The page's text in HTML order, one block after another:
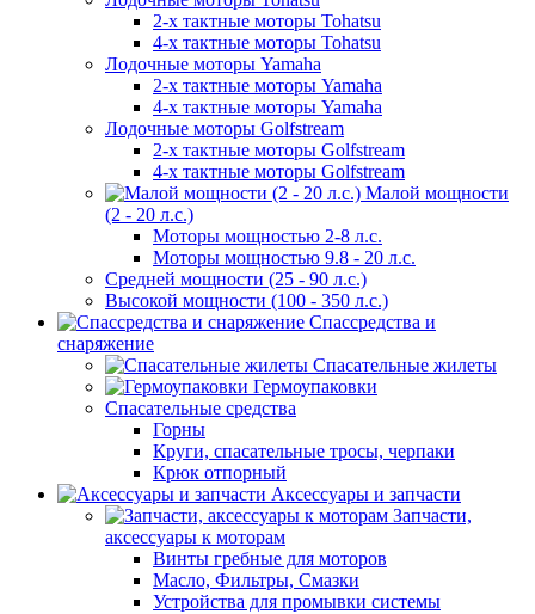
2-х тактные моторы Tohatsu
4-х тактные моторы Tohatsu
Лодочные моторы Yamaha
2-х тактные моторы Yamaha
4-х тактные моторы Yamaha
Лодочные моторы Golfstream
2-х тактные моторы Golfstream
4-х тактные моторы Golfstream
Малой мощности
(2 - 20 л.с.)
Моторы мощностью 2-8 л.с.
Моторы мощностью 9.8 - 20 л.с.
Средней мощности (25 - 90 л.с.)
Высокой мощности (100 - 350 л.с.)
Спассредства и
снаряжение
Спасательные жилеты
Гермоупаковки
Спасательные средства
Горны
Круги, спасательные тросы, черпаки
Крюк отпорный
Аксессуары и запчасти
Запчасти,
аксессуары к моторам
Винты гребные для моторов
Масло, Фильтры, Смазки
Устройства для промывки системы